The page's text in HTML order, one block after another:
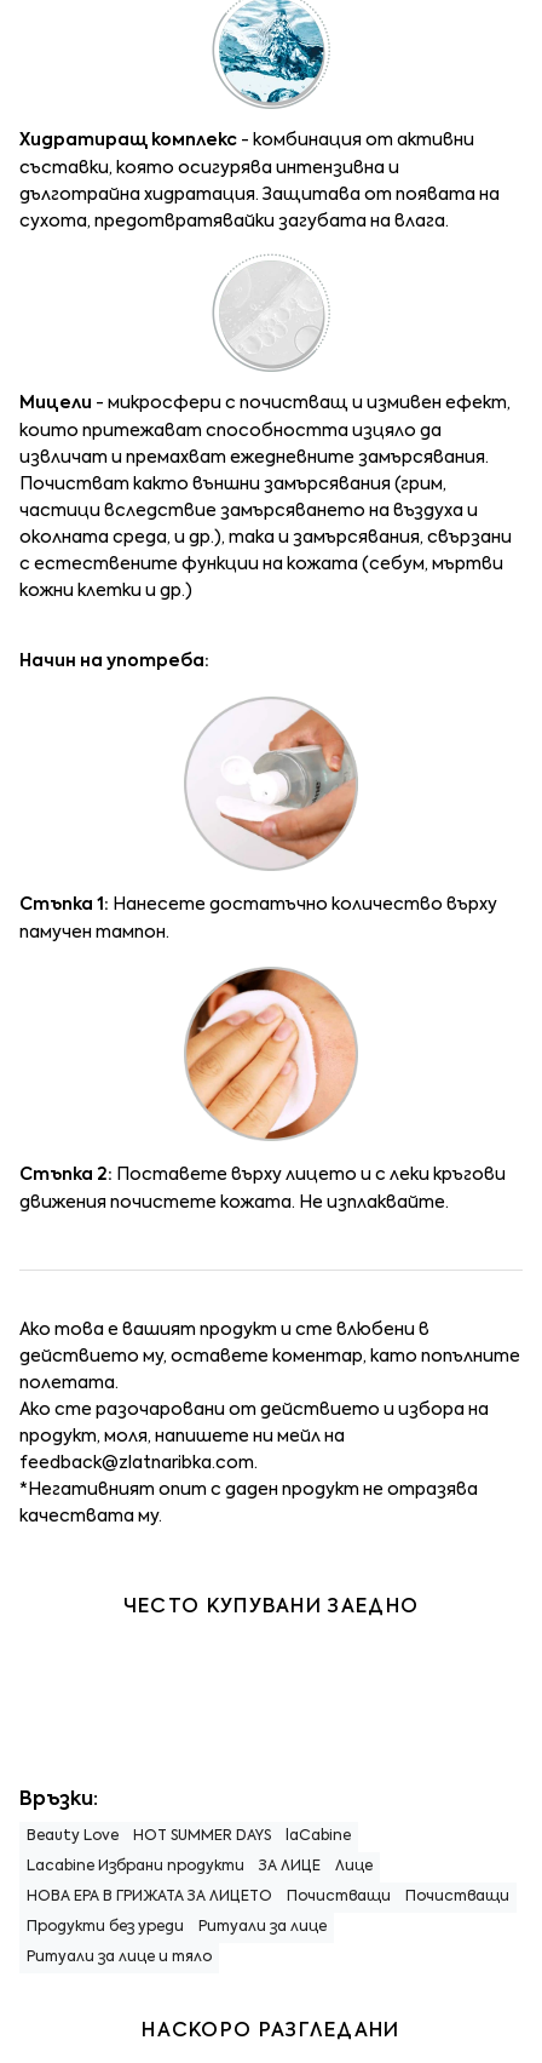
Хидратиращ комплекс - комбинация от активни
съставки, която осигурява интензивна и
дълготрайна хидратация. Защитава от появата на
сухота, предотвратявайки загубата на влага.
Мицели - микросфери с почистващ и измивен ефект,
които притежават способността изцяло да
извличат и премахват ежедневните замърсявания.
Почистват както външни замърсявания (грим,
частици вследствие замърсяването на въздуха и
околната среда, и др.), така и замърсявания, свързани
с естествените функции на кожата (себум, мъртви
кожни клетки и др.)
Начин на употреба:
Стъпка 1: Нанесете достатъчно количество върху
памучен тампон.
Стъпка 2: Поставете върху лицето и с леки кръгови
движения почистете кожата. Не изплаквайте.
Ако това е вашият продукт и сте влюбени в
действието му, оставете коментар, като попълните
полетата.
Ако сте разочаровани от действието и избора на
продукт, моля, напишете ни мейл на
feedback@zlatnaribka.com.
*Негативният опит с даден продукт не отразява
качествата му.
ЧЕСТО КУПУВАНИ ЗАЕДНО
Връзки:
Beauty Love HOT SUMMER DAYS laCabine
Lacabine Избрани продукти ЗА ЛИЦЕ Лице
НОВА ЕРА В ГРИЖАТА ЗА ЛИЦЕТО Почистващи Почистващи
Продукти без уреди Ритуали за лице
Ритуали за лице и тяло
НАСКОРО РАЗГЛЕДАНИ